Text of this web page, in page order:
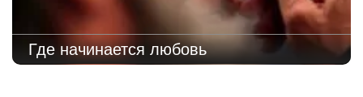
Где начинается любовь